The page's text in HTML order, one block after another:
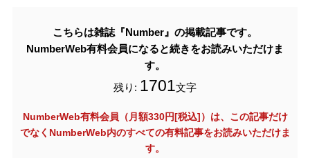
こちらは雑誌『Number』の掲載記事です。
NumberWeb有料会員になると続きをお読みいただけま
す。
残り: 1701文字
NumberWeb有料会員（月額330円[税込]）は、この記事だけ
でなく NumberWeb内のすべての有料記事をお読みいただけま
す。